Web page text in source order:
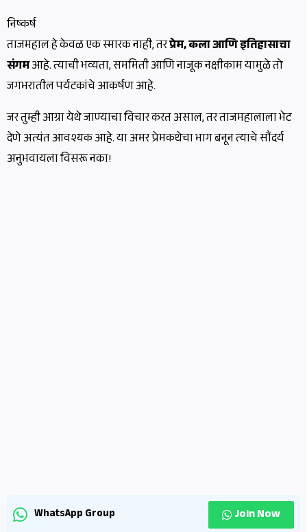
निष्कर्ष
ताजमहाल हे केवळ एक स्मारक नाही, तरप्रेम, कला आणि इतिहासाचा
संगमआहे. त्याची भव्यता, सममिती आणि नाजूक नक्षीकाम यामुळे तो
जगभरातील पर्यटकांचे आकर्षण आहे.
जर तुम्ही आग्रा येथे जाण्याचा विचार करत असाल, तर ताजमहालाला भेट
देणे अत्यंत आवश्यक आहे. या अमर प्रेमकथेचा भाग बनून त्याचे सौंदर्य
अनुभवायला विसरू नका!
WhatsApp Group Join Now